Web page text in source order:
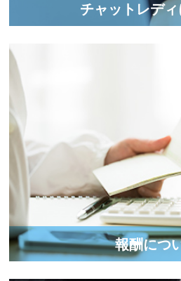
チャットレデ
報酬につ